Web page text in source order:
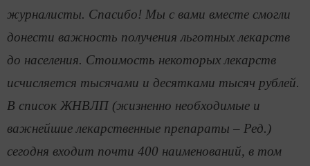
журналисты. Спасибо! Мы с вами вместе смогли
донести важность получения льготных лекарств
до населения. Стоимость некоторых лекарств
исчисляется тысячами и десятками тысяч рублей.
В список ЖНВЛП (жизненно необходимые и
важнейшие лекарственные препараты – Ред.)
сегодня входит почти 400 наименований, в том